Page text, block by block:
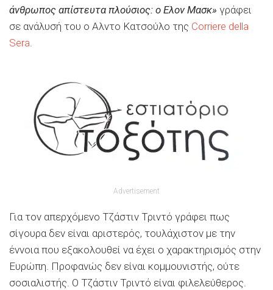
άνθρωπος απίστευτα πλούσιος: ο Ελον Μασκ» γράφει
σε ανάλυσή του ο Αλντο Κατσούλο της Corriere della
Sera
Advertisement
Για τον απερχόμενο Τζάστιν Τριντό γράφει πως
σίγουρα δεν είναι αριστερός, τουλάχιστον με την
έννοια που εξακολουθεί να έχει ο χαρακτηρισμός στην
Ευρώπη. Προφανώς δεν είναι κομμουνιστής, ούτε
σοσιαλιστής. Ο Τζάστιν Τριντό είναι φιλελεύθερος.